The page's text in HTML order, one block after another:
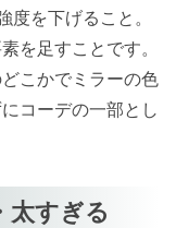
を下げること。
を足すことです。
こかでミラーの色
コーデの一部とし
太すぎる